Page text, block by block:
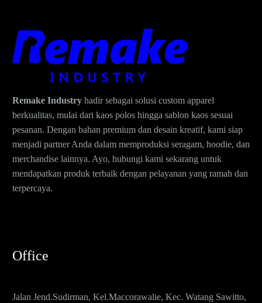
Remake Industry hadir sebagai solusi custom apparel
berkualitas, mulai dari kaos polos hingga sablon kaos sesuai
pesanan. Dengan bahan premium dan desain kreatif, kami siap
menjadi partner Anda dalam memproduksi seragam, hoodie, dan
merchandise lainnya. Ayo, hubungi kami sekarang untuk
mendapatkan produk terbaik dengan pelayanan yang ramah dan
terpercaya.
Office
Jalan Jend.Sudirman, Kel.Maccorawalie, Kec. Watang Sawitto,